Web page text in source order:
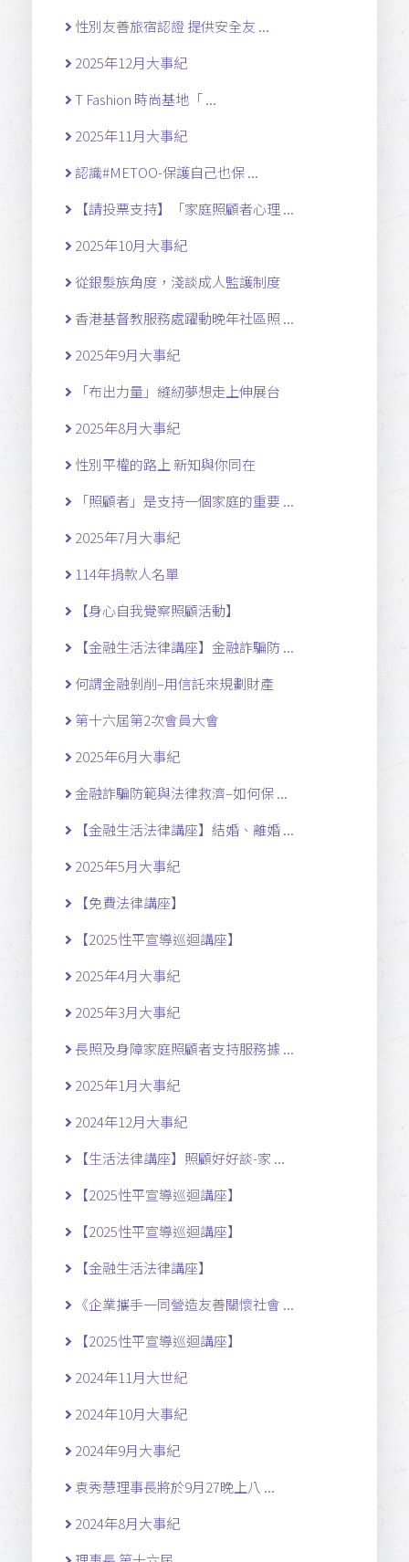
性別友善旅宿認證 提供安全友 ...
2025年12月大事紀
T Fashion 時尚基地「 ...
2025年11月大事紀
認識#METOO-保護自己也保 ...
【請投票支持】「家庭照顧者心理 ...
2025年10月大事紀
從銀髮族角度，淺談成人監護制度
香港基督教服務處躍動晚年社區照 ...
2025年9月大事紀
「布出力量」縫紉夢想走上伸展台
2025年8月大事紀
性別平權的路上 新知與你同在
「照顧者」是支持一個家庭的重要 ...
2025年7月大事紀
114年捐款人名單
【身心自我覺察照顧活動】
【金融生活法律講座】金融詐騙防 ...
何謂金融剝削–用信託來規劃財產
第十六屆第2次會員大會
2025年6月大事紀
金融詐騙防範與法律救濟–如何保 ...
【金融生活法律講座】結婚、離婚 ...
2025年5月大事紀
【免費法律講座】
【2025性平宣導巡迴講座】
2025年4月大事紀
2025年3月大事紀
長照及身障家庭照顧者支持服務據 ...
2025年1月大事紀
2024年12月大事紀
【生活法律講座】照顧好好談-家 ...
【2025性平宣導巡迴講座】
【2025性平宣導巡迴講座】
【金融生活法律講座】
《企業攜手一同營造友善關懷社會 ...
【2025性平宣導巡迴講座】
2024年11月大世紀
2024年10月大事紀
2024年9月大事紀
袁秀慧理事長將於9月27晚上八 ...
2024年8月大事紀